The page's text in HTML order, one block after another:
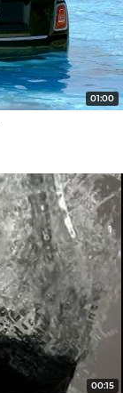
01:00
00:15